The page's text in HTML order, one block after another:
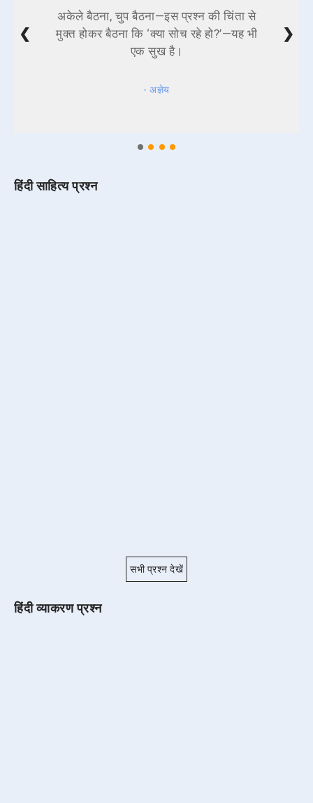
अकेले बैठना, चुप बैठना—इस प्रश्न की चिंता से
मुक्त होकर बैठना कि ‘क्या सोच रहे हो?’—यह भी
एक सुख है।
- अज्ञेय
❮ ❯
हिंदी साहित्य प्रश्न
सभी प्रश्न देखें
हिंदी व्याकरण प्रश्न